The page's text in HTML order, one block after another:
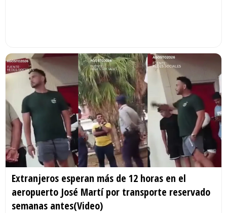
Extranjeros esperan más de 12 horas en el
aeropuerto José Martí por transporte reservado
semanas antes(Video)